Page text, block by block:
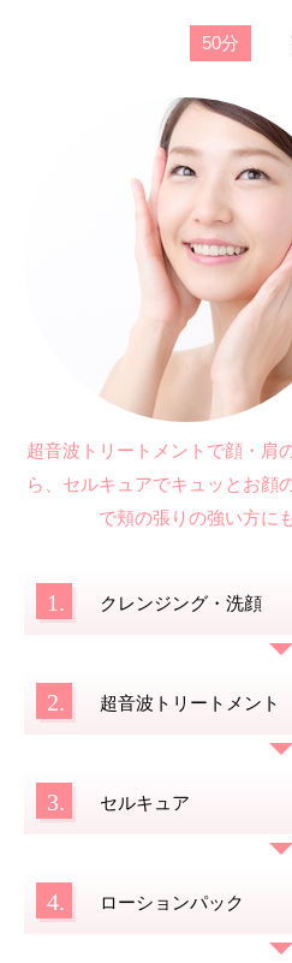
50分
超音波トリートメントで顔・肩
ら、セルキュアでキュッとお顔
で頬の張りの強い方に
1. クレンジング・洗顔
2. 超音波トリートメント
3. セルキュア
4. ローションパック